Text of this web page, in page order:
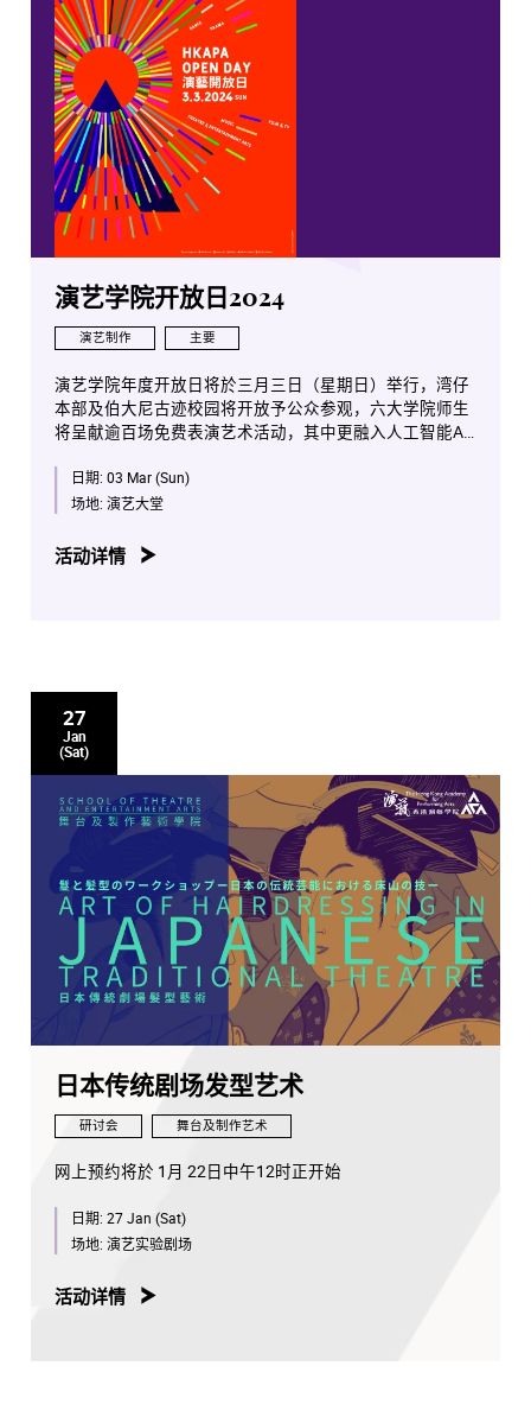
演艺学院开放日2024
演艺制作 主要
演艺学院年度开放日将於三月三日（星期日）举行，湾仔
本部及伯大尼古迹校园将开放予公众参观，六大学院师生
将呈献逾百场免费表演艺术活动，其中更融入人工智能AI
动。
演出、中乐及西乐音乐会、音乐剧、戏剧、中国戏曲选段
为各学院制作主角的滋味，并获数码照片作纪念。
演艺学院诚邀公众人士莅临参与，一同探索融合AI与艺术
科技的独特表演艺术之旅！
免费入场，毋须报名。
湾仔本部：上午十时至下午五时
伯大尼古迹校园：下午一时至下午五时*
*提供免费专车服务往来湾仔本部及薄扶林伯大尼古迹校
园，额满即止。
下载节目表
请密切留意演艺学院社交媒体平台上的最新消息。
日期: 03 Mar (Sun)
场地: 演艺大堂
活动详情
27
Jan
(Sat)
日本传统剧场发型艺术
研讨会 舞台及制作艺术
网上预约将於 1月 22日中午12时正开始
日期: 27 Jan (Sat)
场地: 演艺实验剧场
活动详情